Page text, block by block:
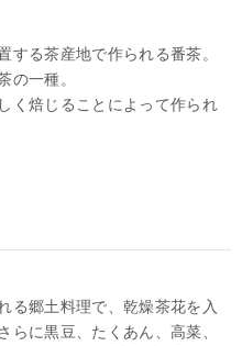
る茶産地で作られる番茶。
の一種。
く焙じることによって作られ
る郷土料理で、乾燥茶花を入
に黒豆、たくあん、高菜、